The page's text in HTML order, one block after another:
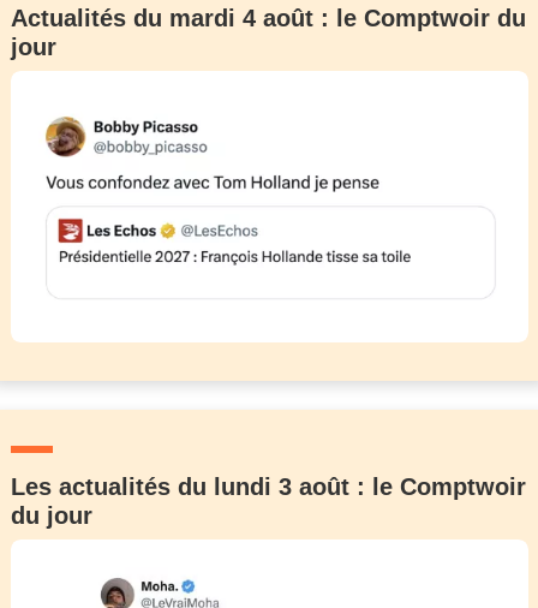
Actualités du mardi 4 août : le Comptwoir du
jour
Les actualités du lundi 3 août : le Comptwoir
du jour